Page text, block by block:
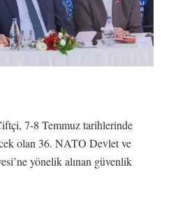
7-8 Temmuz tarihlerinde
olan 36. NATO Devlet ve
yönelik alınan güvenlik